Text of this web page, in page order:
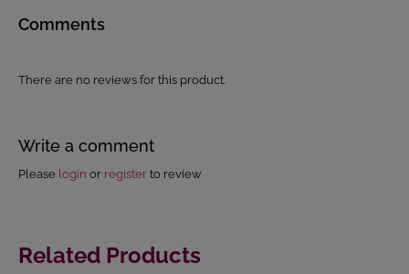
Comments
There are no reviews for this product.
Write a comment
Please login or register to review
Related Products